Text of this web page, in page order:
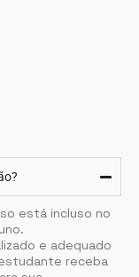
está incluso no
e adequado
receba